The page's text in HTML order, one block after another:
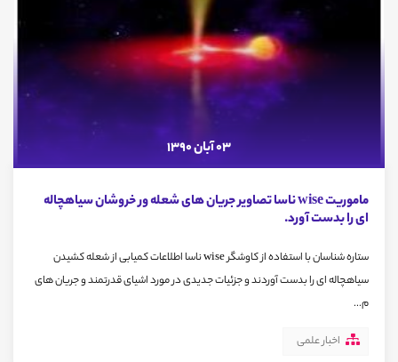
03 آبان 1390
ماموریت wise ناسا تصاویر جریان های شعله ور خروشان سیاهچاله
ای را بدست آورد.
ستاره شناسان با استفاده از کاوشگر wise ناسا اطلاعات کمیابی از شعله کشیدن
سیاهچاله ای را بدست آوردند و جزئیات جدیدی در مورد اشیای قدرتمند و جریان های
م...
اخبار علمی